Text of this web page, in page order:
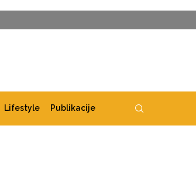
Lifestyle Publikacije